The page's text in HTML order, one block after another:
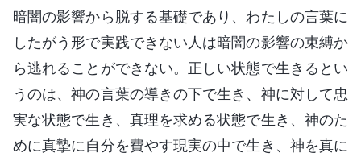
暗闇の影響から脱する基礎であり、わたしの言葉に
したがう形で実践できない人は暗闇の影響の束縛か
ら逃れることができない。正しい状態で生きるとい
うのは、神の言葉の導きの下で生き、神に対して忠
実な状態で生き、真理を求める状態で生き、神のた
めに真摯に自分を費やす現実の中で生き、神を真に